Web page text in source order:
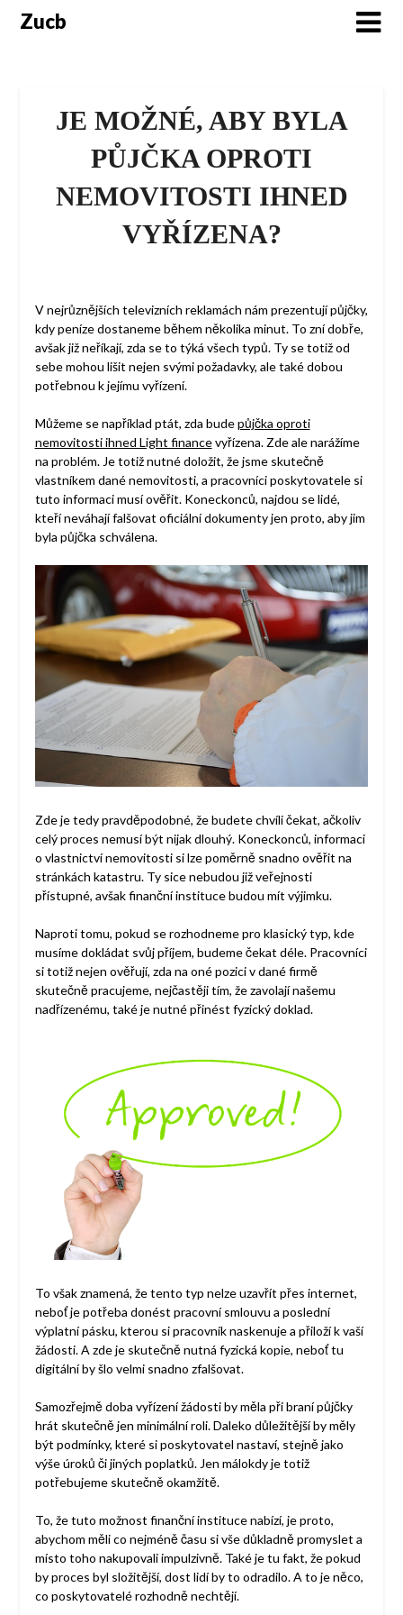
SkipZucb
JE MOŽNÉ, ABY BYLA
PŮJČKA OPROTI
NEMOVITOSTI IHNED
VYŘÍZENA?
V nejrůznějších televizních reklamách nám prezentují půjčky,
kdy peníze dostaneme během několika minut. To zní dobře,
avšak již neříkají, zda se to týká všech typů. Ty se totiž od
sebe mohou lišit nejen svými požadavky, ale také dobou
potřebnou k jejímu vyřízení.
Můžeme se například ptát, zda budepůjčka oproti
nemovitosti ihned Light financevyřízena. Zde ale narážíme
na problém. Je totiž nutné doložit, že jsme skutečně
vlastníkem dané nemovitosti, a pracovníci poskytovatele si
tuto informaci musí ověřit. Koneckonců, najdou se lidé,
kteří neváhají falšovat oficiální dokumenty jen proto, aby jim
byla půjčka schválena.
Zde je tedy pravděpodobné, že budete chvíli čekat, ačkoliv
celý proces nemusí být nijak dlouhý. Koneckonců, informaci
o vlastnictví nemovitosti si lze poměrně snadno ověřit na
stránkách katastru. Ty sice nebudou již veřejnosti
přístupné, avšak finanční instituce budou mít výjimku.
Naproti tomu, pokud se rozhodneme pro klasický typ, kde
musíme dokládat svůj příjem, budeme čekat déle. Pracovníci
si totiž nejen ověřují, zda na oné pozici v dané firmě
skutečně pracujeme, nejčastěji tím, že zavolají našemu
nadřízenému, také je nutné přinést fyzický doklad.
To však znamená, že tento typ nelze uzavřít přes internet,
neboť je potřeba donést pracovní smlouvu a poslední
výplatní pásku, kterou si pracovník naskenuje a přiloží k vaší
žádosti. A zde je skutečně nutná fyzická kopie, neboť tu
digitální by šlo velmi snadno zfalšovat.
Samozřejmě doba vyřízení žádosti by měla při braní půjčky
hrát skutečně jen minimální roli. Daleko důležitější by měly
být podmínky, které si poskytovatel nastaví, stejně jako
výše úroků či jiných poplatků. Jen málokdy je totiž
potřebujeme skutečně okamžitě.
To, že tuto možnost finanční instituce nabízí, je proto,
abychom měli co nejméně času si vše důkladně promyslet a
místo toho nakupovali impulzivně. Také je tu fakt, že pokud
by proces byl složitější, dost lidí by to odradilo. A to je něco,
co poskytovatelé rozhodně nechtějí.